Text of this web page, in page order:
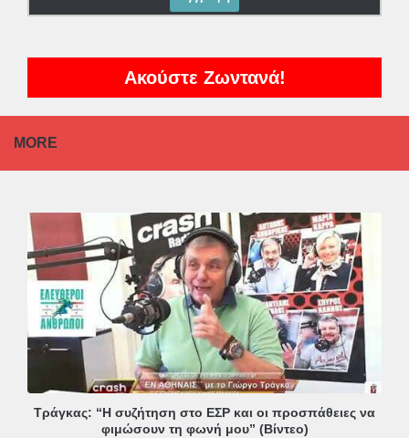
Ακούστε Ζωντανά!
MORE
Τράγκας: “Η συζήτηση στο ΕΣΡ και οι προσπάθειες να
φιμώσουν τη φωνή μου” (Βίντεο)